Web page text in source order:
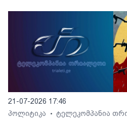
21-07-2026 17:46
პოლიტიკა
• ტელეკომპანია